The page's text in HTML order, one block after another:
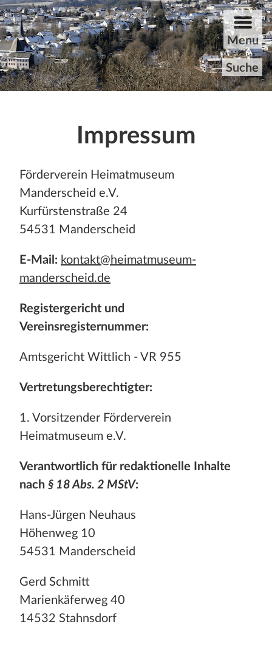
ZUM HAUPTINHALT DER SEITE SPRINGEN
Menu
Suche
Rundgang
Aktuelles
Archiv
Stadt und Land
Publikationen
Datenschutz
Termine
Impressum
Förderverein Heimatmuseum
Manderscheid e.V.
Kurfürstenstraße 24
54531 Manderscheid
E-Mail: kontakt@heimatmuseum-
manderscheid.de
Registergericht und
Vereinsregisternummer:
Amtsgericht Wittlich - VR 955
Vertretungsberechtigter:
1. Vorsitzender Förderverein
Heimatmuseum e.V.
Verantwortlich für redaktionelle Inhalte
nach § 18 Abs. 2 MStV:
Hans-Jürgen Neuhaus
Höhenweg 10
54531 Manderscheid
Gerd Schmitt
Marienkäferweg 40
14532 Stahnsdorf